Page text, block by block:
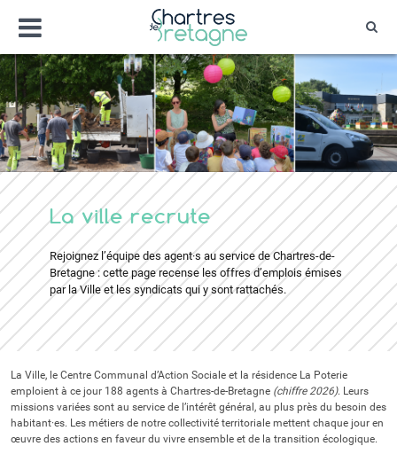
contenu
Menu
Bienvenue sur le site de la ville de
Ville Zéro phyto / 4 fleurs
La ville recrute
Rejoignez l’équipe des agent·s au service de Chartres-de-
Bretagne : cette page recense les offres d’emplois émises
par la Ville et les syndicats qui y sont rattachés.
La Ville, le Centre Communal d’Action Sociale et la résidence La Poterie
emploient à ce jour 188 agents à Chartres-de-Bretagne (chiffre 2026). Leurs
missions variées sont au service de l’intérêt général, au plus près du besoin des
habitant·es. Les métiers de notre collectivité territoriale mettent chaque jour en
œuvre des actions en faveur du vivre ensemble et de la transition écologique.